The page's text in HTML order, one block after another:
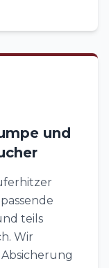
und
teils
Wir